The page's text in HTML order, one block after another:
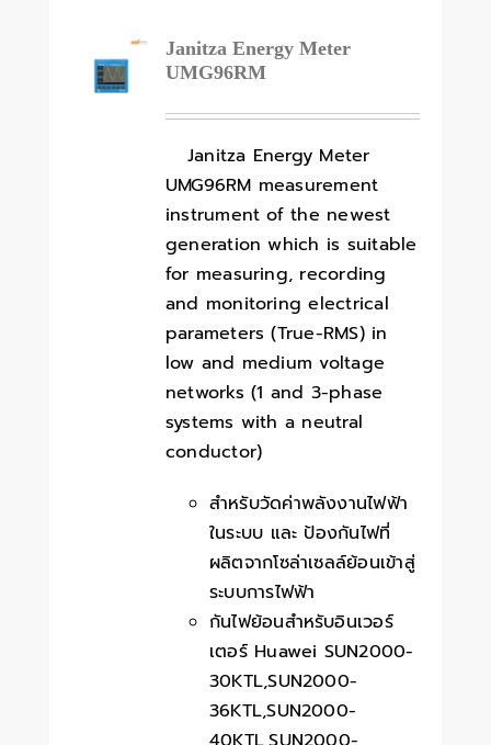
Janitza Energy Meter
UMG96RM
Janitza Energy Meter
UMG96RM measurement
instrument of the newest
generation which is suitable
for measuring, recording
and monitoring electrical
parameters (True-RMS) in
low and medium voltage
networks (1 and 3-phase
systems with a neutral
conductor)
สำหรับวัดค่าพลังงานไฟฟ้า
ในระบบ และ ป้องกันไฟที่
ผลิตจากโซล่าเซลล์ย้อนเข้าสู่
ระบบการไฟฟ้า
กันไฟย้อนสำหรับอินเวอร์
เตอร์ Huawei SUN2000-
30KTL,SUN2000-
36KTL,SUN2000-